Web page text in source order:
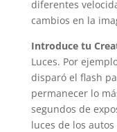
diferentes
cambios en la
Introduce tu
Luces. Por
disparó el flash
permanecer lo
segundos de
luces de los